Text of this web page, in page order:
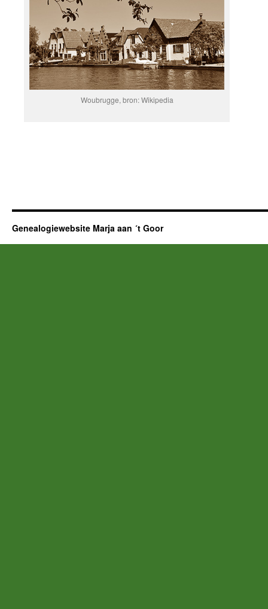
Woubrugge, bron: Wikipedia
Genealogiewebsite Marja aan ´t Goor